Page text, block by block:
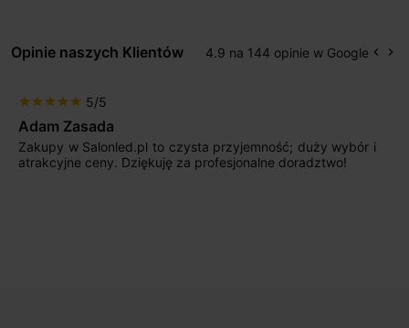
Opinie naszych Klientów 4.9 na 144 opinie w Google keyboard_arrow_left keyboard_arrow_right
i
starstarstarstar
Max777
Jestem bardzo zadowolony. Przede wszystkim
początku uderzyło mnie profesjonalne